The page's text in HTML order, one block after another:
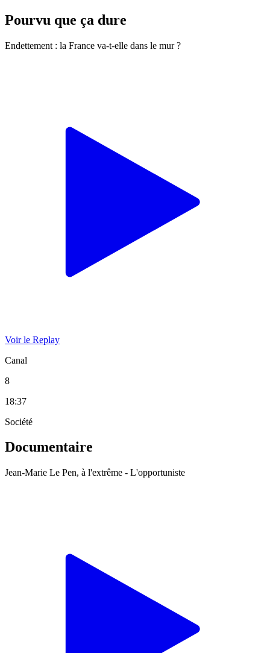
Pourvu que ça dure
Endettement : la France va-t-elle dans le mur ?
Voir le Replay
Canal
8
18:37
Société
Documentaire
Jean-Marie Le Pen, à l'extrême - L'opportuniste